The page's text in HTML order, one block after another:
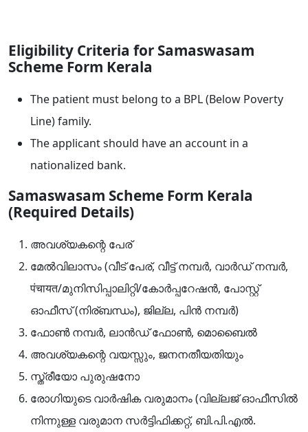
Eligibility Criteria for Samaswasam
Scheme Form Kerala
The patient must belong to a BPL (Below Poverty
Line) family.
The applicant should have an account in a
nationalized bank.
Samaswasam Scheme Form Kerala
(Required Details)
അവശ്യകന്റെ പേര്
മേൽവിലാസം (വീട് പേര്, വീട്ട് നമ്പർ, വാർഡ് നമ്പർ,
पंचायत/മുനിസിപ്പാലിറ്റി/കോർപ്പറേഷൻ, പോസ്റ്റ്
ഓഫീസ് (നിര്ബന്ധം), ജില്ല, പിൻ നമ്പർ)
ഫോൺ നമ്പർ, ലാൻഡ് ഫോൺ, മൊബൈൽ
അവശ്യകന്റെ വയസ്സും, ജനനതീയതിയും
സ്ത്രീയോ പുരുഷനോ
രോഗിയുടെ വാർഷിക വരുമാനം (വില്ലജ് ഓഫീസിൽ
നിന്നുള്ള വരുമാന സർട്ടിഫിക്കറ്റ്, ബി.പി.എൽ.